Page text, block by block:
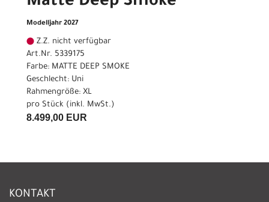
Modelljahr 2027
Z.Z. nicht verfügbar
Art.Nr. 5339175
Farbe: MATTE DEEP SMOKE
Geschlecht: Uni
Rahmengröße: XL
pro Stück (inkl. MwSt.)
8.499,00 EUR
KONTAKT